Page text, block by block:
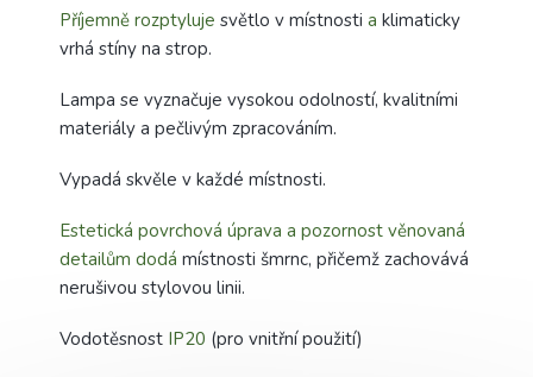
Příjemně rozptyluje světlo v místnosti a klimaticky
vrhá stíny na strop.
Lampa se vyznačuje vysokou odolností, kvalitními
materiály a pečlivým zpracováním.
Vypadá skvěle v každé místnosti.
Estetická povrchová úprava a pozornost věnovaná
detailům dodá místnosti šmrnc, přičemž zachovává
nerušivou stylovou linii.
Vodotěsnost IP20 (pro vnitřní použití)